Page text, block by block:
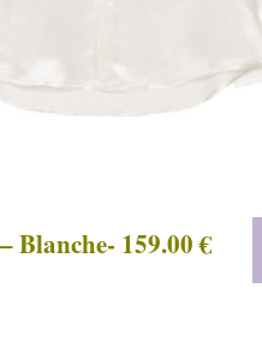
Blanche- 159.00 €